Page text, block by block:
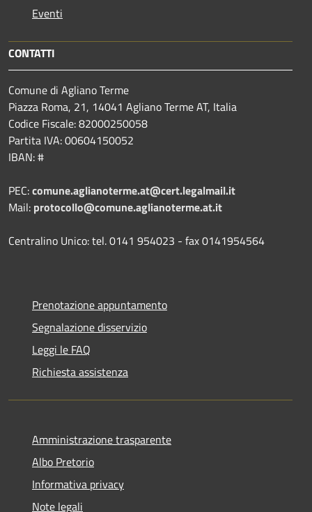
Eventi
CONTATTI
Comune di Agliano Terme
Piazza Roma, 21, 14041 Agliano Terme AT, Italia
Codice Fiscale: 82000250058
Partita IVA: 00604150052
IBAN: #
PEC:comune.aglianoterme.at@cert.legalmail.it
Mail: protocollo@comune.aglianoterme.at.it
Centralino Unico: tel. 0141 954023 - fax 0141954564
Prenotazione appuntamento
Segnalazione disservizio
Leggi le FAQ
Richiesta assistenza
Amministrazione trasparente
Albo Pretorio
Informativa privacy
Note legali